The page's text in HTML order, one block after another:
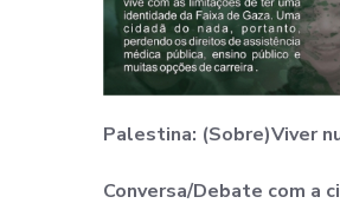
Palestina: (Sobre)Viver
Conversa/Debate com a